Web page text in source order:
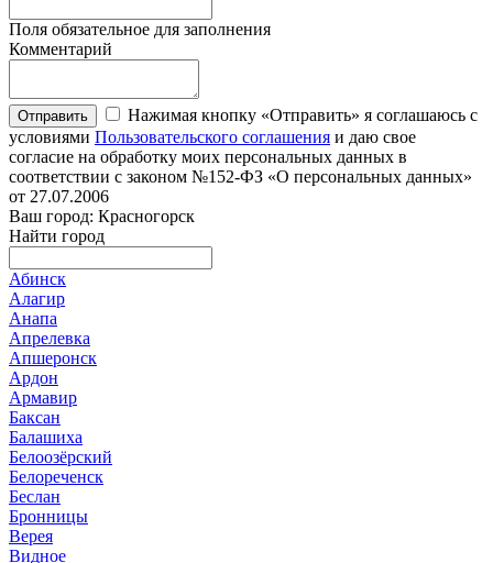
Поля обязательное для заполнения
Комментарий
Отправить
Нажимая кнопку «Отправить» я соглашаюсь с
условиями Пользовательского соглашения и даю свое
согласие на обработку моих персональных данных в
соответствии с законом №152-ФЗ «О персональных данных»
от 27.07.2006
Ваш город: Красногорск
Найти город
Абинск
Алагир
Анапа
Апрелевка
Апшеронск
Ардон
Армавир
Баксан
Балашиха
Белоозёрский
Белореченск
Беслан
Бронницы
Верея
Видное